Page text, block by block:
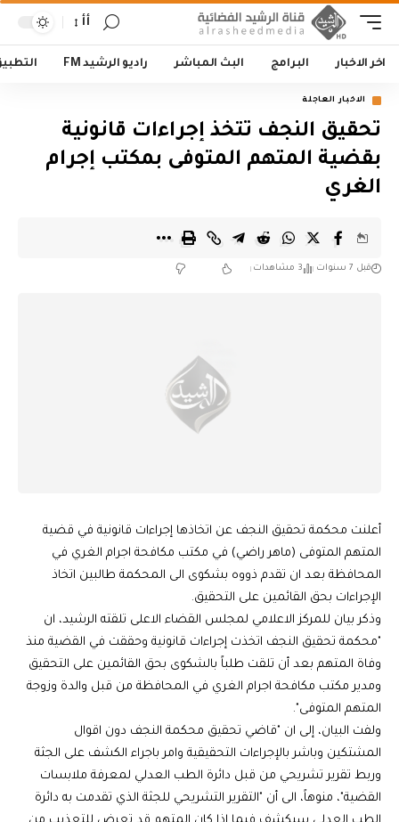
أأ
اخر الاخبار البرامج البث المباشر راديو الرشيد FM
الاخبار العاجلة
تحقيق النجف تتخذ إجراءات قانونية
بقضية المتهم المتوفى بمكتب إجرام
الغري
قبل 7 سنوات 3 مشاهدات
أعلنت محكمة تحقيق النجف عن اتخاذها إجراءات قانونية في قضية
المتهم المتوفى (ماهر راضي) في مكتب مكافحة اجرام الغري في
المحافظة بعد ان تقدم ذووه بشكوى الى المحكمة طالبين اتخاذ
الإجراءات بحق القائمين على التحقيق.
وذكر بيان للمركز الاعلامي لمجلس القضاء الاعلى تلقته الرشيد، ان
"محكمة تحقيق النجف اتخذت إجراءات قانونية وحققت في القضية منذ
وفاة المتهم بعد أن تلقت طلباً بالشكوى بحق القائمين على التحقيق
ومدير مكتب مكافحة اجرام الغري في المحافظة من قبل والدة وزوجة
المتهم المتوفى".
ولفت البيان، إلى ان "قاضي تحقيق محكمة النجف دون اقوال
المشتكين وباشر بالإجراءات التحقيقية وامر باجراء الكشف على الجثة
وربط تقرير تشريحي من قبل دائرة الطب العدلي لمعرفة ملابسات
القضية"، منوهاً، الى أن "التقرير التشريحي للجثة الذي تقدمت به دائرة